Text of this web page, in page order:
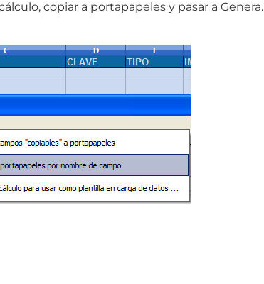
copiar a portapapeles y pasar a Genera.